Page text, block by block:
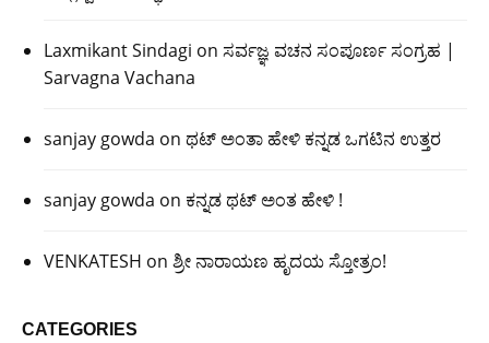
Laxmikant Sindagi on ಸರ್ವಜ್ಞ ವಚನ ಸಂಪೂರ್ಣ ಸಂಗ್ರಹ |
Sarvagna Vachana
sanjay gowda on ಥಟ್ ಅಂತಾ ಹೇಳಿ ಕನ್ನಡ ಒಗಟಿನ ಉತ್ತರ
sanjay gowda on ಕನ್ನಡ ಥಟ್ ಅಂತ ಹೇಳಿ !
VENKATESH on ಶ್ರೀ ನಾರಾಯಣ ಹೃದಯ ಸ್ತೋತ್ರಂ!
CATEGORIES